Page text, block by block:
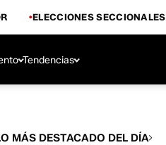
ELECCIONES SECCIONALES
Tendencias
MÁS DESTACADO DEL DÍA